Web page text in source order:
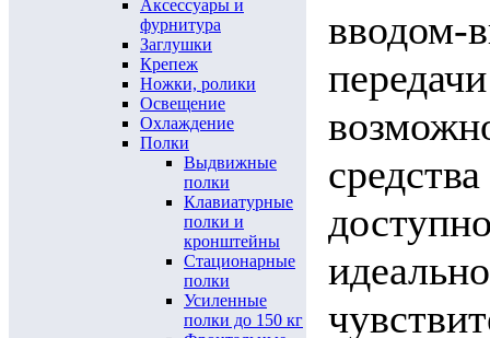
Аксессуары и
фурнитура
Заглушки
Крепеж
Ножки, ролики
Освещение
Охлаждение
Полки
Выдвижные
полки
Клавиатурные
полки и
кронштейны
Стационарные
полки
Усиленные
полки до 150 кг
вводом-